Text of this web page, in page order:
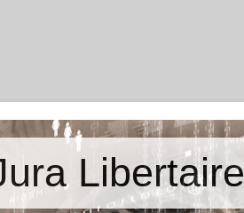
Libertaire